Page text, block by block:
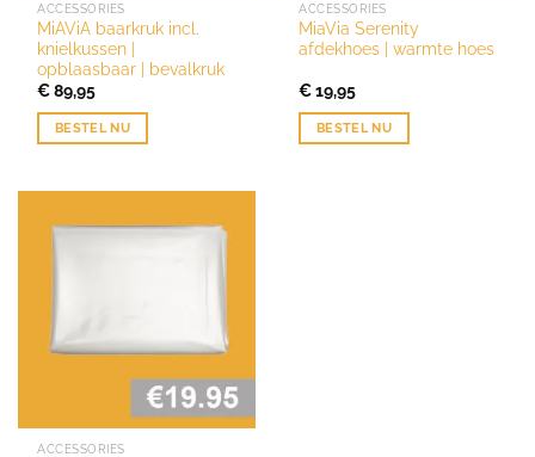
ACCESSORIES
MiAViA baarkruk incl.
knielkussen |
opblaasbaar | bevalkruk
€89,95
BESTEL NU
ACCESSORIES
MiaVia Serenity
afdekhoes | warmte hoes
€19,95
BESTEL NU
ACCESSORIES